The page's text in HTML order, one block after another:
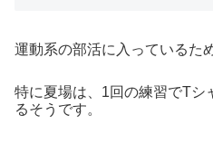
運動系の部活に入っているた
特に夏場は、1回の練習でTシ
るそうです。